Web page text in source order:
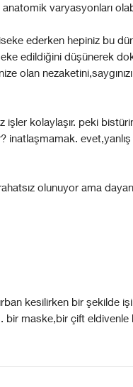
varyasyonları
ederken hepiniz bu
edildiğini düşünerek
olan
işler kolaylaşır. peki
evet,yanlış
olunuyor ama
kesilirken bir şekilde
bir maske,bir çift eldivenle